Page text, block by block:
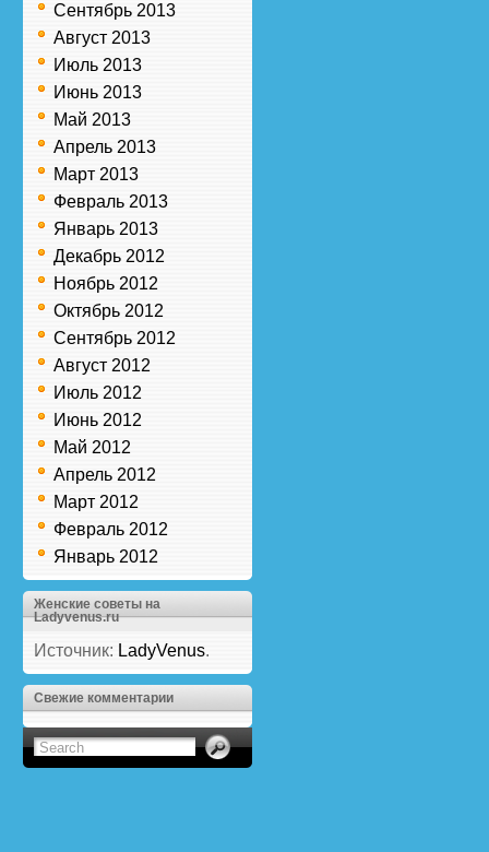
Сентябрь 2013
Август 2013
Июль 2013
Июнь 2013
Май 2013
Апрель 2013
Март 2013
Февраль 2013
Январь 2013
Декабрь 2012
Ноябрь 2012
Октябрь 2012
Сентябрь 2012
Август 2012
Июль 2012
Июнь 2012
Май 2012
Апрель 2012
Март 2012
Февраль 2012
Январь 2012
Женские советы на
Ladyvenus.ru
Источник: LadyVenus.
Свежие комментарии